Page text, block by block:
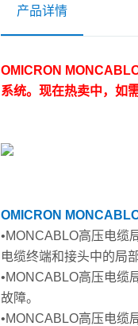
产品详情
OMICRON
系统。现在热卖中，如
OMICRON
•MONCABLO高压电缆
电缆终端和接头中的局
•MONCABLO高压电缆
故障。
•MONCABLO高压电缆